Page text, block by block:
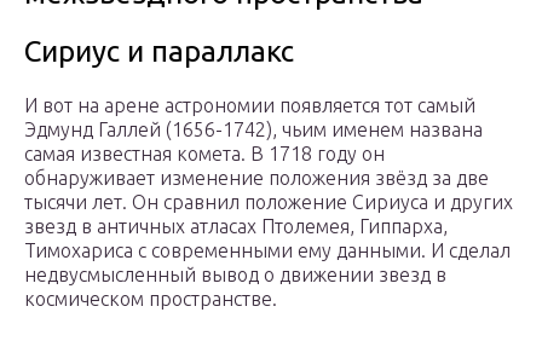
Сириус и параллакс
И вот на арене астрономии появляется тот самый
Эдмунд Галлей (1656-1742), чьим именем названа
самая известная комета. В 1718 году он
обнаруживает изменение положения звёзд за две
тысячи лет. Он сравнил положение Сириуса и других
звезд в античных атласах Птолемея, Гиппарха,
Тимохариса с современными ему данными. И сделал
недвусмысленный вывод о движении звезд в
космическом пространстве.